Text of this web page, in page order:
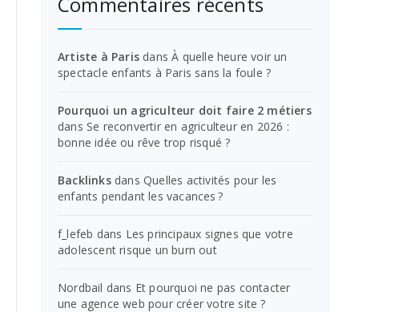
Artiste à Paris dansÀ quelle heure voir un
spectacle enfants à Paris sans la foule ?
Pourquoi un agriculteur doit faire 2 métiers
dans Se reconvertir en agriculteur en 2026 :
bonne idée ou rêve trop risqué ?
BacklinksdansQuelles activités pour les
enfants pendant les vacances ?
f_lefeb dans Les principaux signes que votre
adolescent risque un burn out
Nordbail dans Et pourquoi ne pas contacter
une agence web pour créer votre site ?